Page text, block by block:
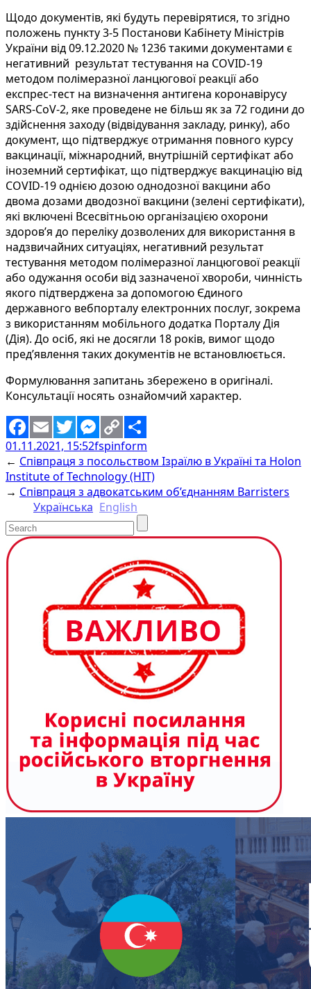
Щодо документів, які будуть перевірятися, то згідно
положень пункту 3-5 Постанови Кабінету Міністрів
України від 09.12.2020 № 1236 такими документами є
негативний результат тестування на COVID-19
методом полімеразної ланцюгової реакції або
експрес-тест на визначення антигена коронавірусу
SARS-CoV-2, яке проведене не більш як за 72 години до
здійснення заходу (відвідування закладу, ринку), або
документ, що підтверджує отримання повного курсу
вакцинації, міжнародний, внутрішній сертифікат або
іноземний сертифікат, що підтверджує вакцинацію від
COVID-19 однією дозою однодозної вакцини або
двома дозами дводозної вакцини (зелені сертифікати),
які включені Всесвітньою організацією охорони
здоров’я до переліку дозволених для використання в
надзвичайних ситуаціях, негативний результат
тестування методом полімеразної ланцюгової реакції
або одужання особи від зазначеної хвороби, чинність
якого підтверджена за допомогою Єдиного
державного вебпорталу електронних послуг, зокрема
з використанням мобільного додатка Порталу Дія
(Дія). До осіб, які не досягли 18 років, вимог щодо
пред’явлення таких документів не встановлюється.
Формулювання запитань збережено в оригіналі.
Консультації носять ознайомчий характер.
Facebook
EmailTwitterMessenger
Copy
Link
Share
01.11.2021, 15:52fspinform
← Співпраця з посольством Ізраїлю в Україні та Holon
Institute of Technology (HIT)
→ Співпраця з адвокатським об’єднанням Barristers
Українська English